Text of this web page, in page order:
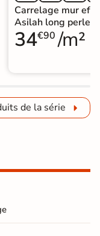
Carrelage mur
Asilah long perle
34€90 /m²
de la série